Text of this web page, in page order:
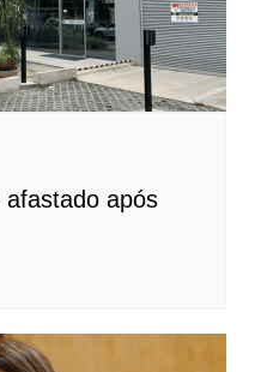
afastado após